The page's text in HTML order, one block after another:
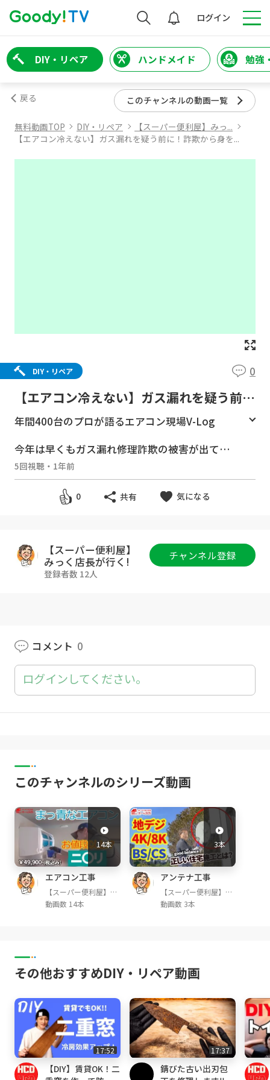
検索 ログイン
DIY・リペア ハンドメイド 勉強
戻る このチャンネルの動画一覧
無料動画TOP DIY・リペア
【スーパー便利屋】みっ...
【エアコン冷えない】ガス漏れを疑う前に！詐欺から身を...
DIY・リペア 0
【エアコン冷えない】ガス漏れを疑う前
に！詐欺から身を守ろう。
年間400台のプロが語るエアコン現場V-Log
今年は早くもガス漏れ修理詐欺の被害が出てい
ます。
知識を高めて自己防衛しましょう！
東京のエアコン業者 ホームSOS今日も顔晴り
#エアコン取り付け #エアコン修理 #クーラー設
置 #冷暖房工事 #エアコン設置工事 #冷房修理 #
エアコン工事業者 #冷暖房修理 #エアコン交換
ンフィルタークリーニング #冷暖房設置業者 #d
iy #ダイキンエアコン
セカンドチャンネルも大人気！
★セカンドチャンネルの登録はこちら⇒htt
p://tinyurl.com/ys9npu5p
【みっくのエアコンの道具】
■今日のエアコン ⇒https://amzn.to/43Di
https://a.r10.to/hUqILa （最安）
■フレアツール ⇒
https://amzn.to/418qJ
■ダクトカッター ⇒
https://amzn.to/3Uz
BHKa
■パイプカッター ⇒
https://amzn.to/3A0K
73Y
■真空ポンプ ⇒
https://amzn.to/3L1rPWD
DIY参考動画をアップしています！
Goodボタンと
チャンネル登録もよろしくお願いします。
企業情報・自己紹介
■ホームSOSと申します。当社は、東京・多摩
地区や
5回視聴 ・ 1年前
0 共有 気になる
【スーパー便利屋】
みっく店長が行く!
登録者数 12人
チャンネル登録
コメント 0
ログインしてください。
このチャンネルのシリーズ動画
14本
エアコン工事
【スーパー便利屋】み
っく店長が行く!
動画数 14本
3本
アンテナ工事
【スーパー便利屋】み
っく店長が行く!
動画数 3本
その他おすすめDIY・リペア動画
17:52
【DIY】賃貸OK！二
17:37
錆びた古い出刃包